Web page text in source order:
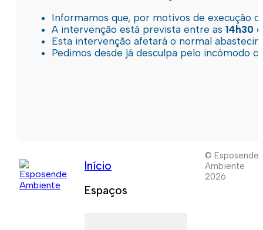
Informamos que, por motivos de execução
A intervenção está prevista entre as 14h30
Esta intervenção afetará o normal
Pedimos desde já desculpa pelo incómodo
Início
Espaços
© Esposende
Ambiente
2026